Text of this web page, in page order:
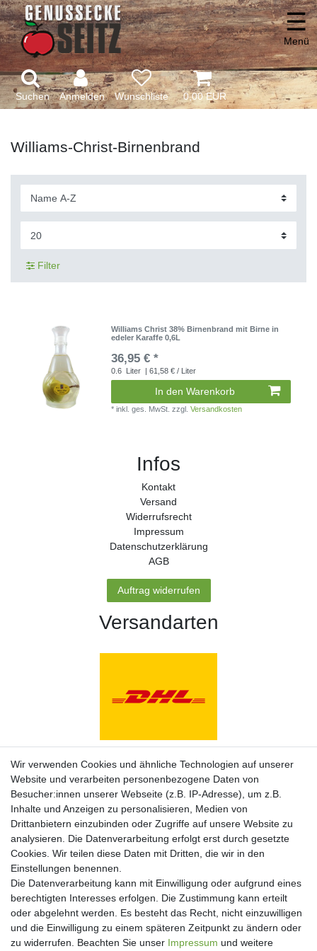
Suchen Anmelden 0,00 EUR
☰
Menü
Williams-Christ-Birnenbrand
Filter
Williams Christ 38% Birnenbrand mit Birne in
edeler Karaffe 0,6L
36,95 € *
0.6 Liter | 61,58 € / Liter
In den Warenkorb
*inkl. ges. MwSt. zzgl.Versandkosten
Infos
Kontakt
Versand
Widerrufs­recht
Impressum
Daten­schutz­erklärung
AGB
Auftrag widerrufen
Versandarten
Zahlungsarten
Wir verwenden Cookies und ähnliche Technologien auf unserer
Website und verarbeiten personenbezogene Daten von
Besucher:innen unserer Webseite (z.B. IP-Adresse), um z.B.
Inhalte und Anzeigen zu personalisieren, Medien von
Drittanbietern einzubinden oder Zugriffe auf unsere Website zu
analysieren. Die Datenverarbeitung erfolgt erst durch gesetzte
Cookies. Wir teilen diese Daten mit Dritten, die wir in den
Einstellungen benennen.
Die Datenverarbeitung kann mit Einwilligung oder aufgrund eines
berechtigten Interesses erfolgen. Die Zustimmung kann erteilt
oder abgelehnt werden. Es besteht das Recht, nicht einzuwilligen
und die Einwilligung zu einem späteren Zeitpunkt zu ändern oder
zu widerrufen. Beachten Sie unser Impressum und weitere